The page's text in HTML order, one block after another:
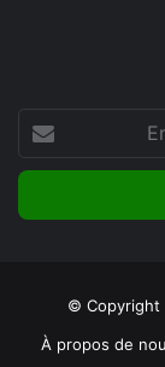
votre
adresse
© Copyright
À propos de